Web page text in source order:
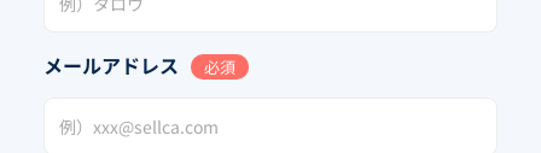
メールアドレス 必須